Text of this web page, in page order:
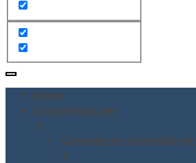
Home
Consulenze per
▼
Consulenze Aziendali per
▼